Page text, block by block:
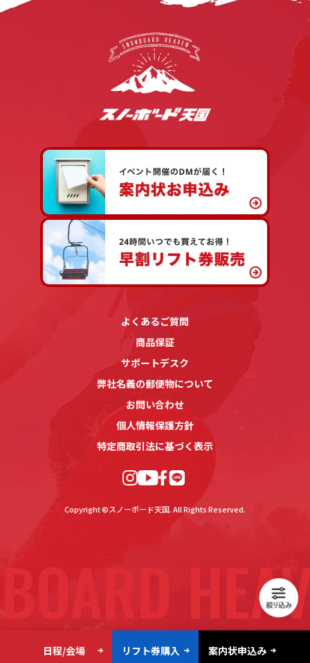
日程/会場 リフト券購入 案内状申込み
よくあるご質問
商品保証
サポートデスク
弊社名義の郵便物について
お問い合わせ
個人情報保護方針
特定商取引法に基づく表示
Copyright ©スノーボード天国. All Rights Reserved.